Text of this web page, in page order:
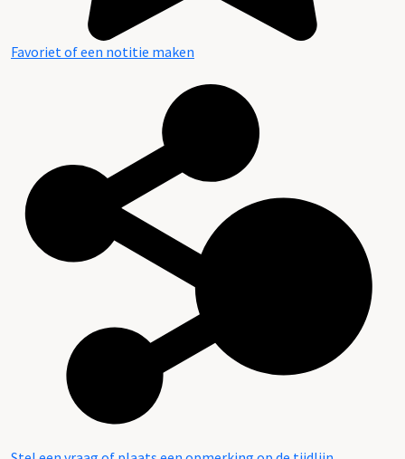
Favoriet of een notitie maken